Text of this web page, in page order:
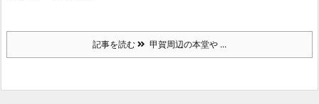
記事を読む 甲賀周辺の本堂や ...